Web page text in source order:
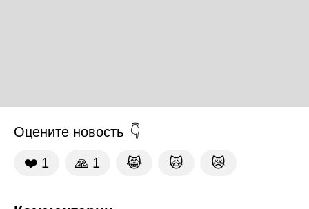
Оцените новость
❤️ 1 🙏 1 😹 🙀 😿